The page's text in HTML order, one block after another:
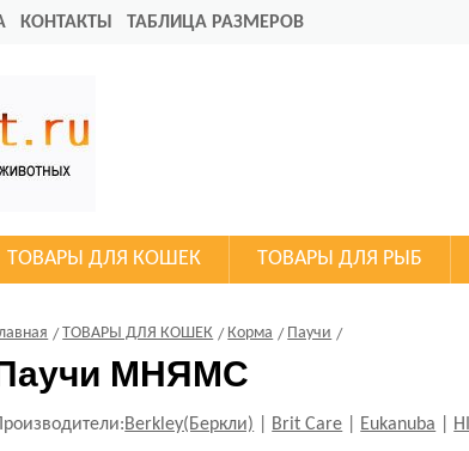
КОНТАКТЫ ТАБЛИЦА РАЗМЕРОВ
ТОВАРЫ ДЛЯ КОШЕК ТОВАРЫ ДЛЯ РЫБ
ТОВАРЫ ДЛЯ КОШЕК Корма Паучи
МНЯМС
Производители:Berkley(Беркли) Brit Care Eukanuba